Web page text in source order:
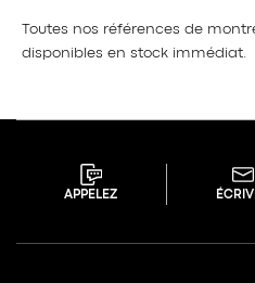
Toutes nos références de
disponibles en stock immédiat.
APPELEZ